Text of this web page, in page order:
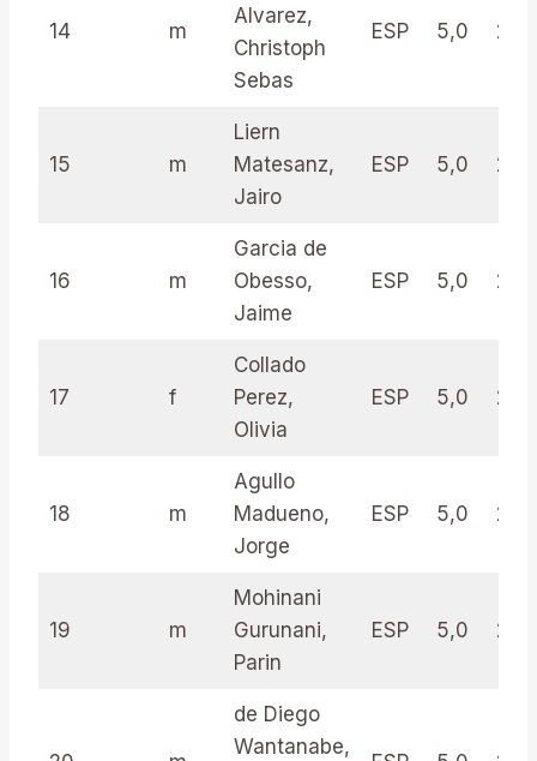
14 m
Alvarez,
Christoph
Sebas
ESP 5,0 27.5
15 m
Liern
Matesanz,
Jairo
ESP 5,0 27.5
16 m
Garcia de
Obesso,
Jaime
ESP 5,0 27.0
17 f
Collado
Perez,
Olivia
ESP 5,0 26.0
18 m
Agullo
Madueno,
Jorge
ESP 5,0
19 m
Mohinani
Gurunani,
Parin
ESP 5,0 24.0
de Diego
Wantanabe,